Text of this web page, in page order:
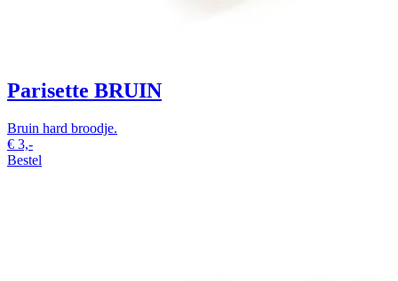
Parisette BRUIN
Bruin hard broodje.
€ 3,-
Bestel